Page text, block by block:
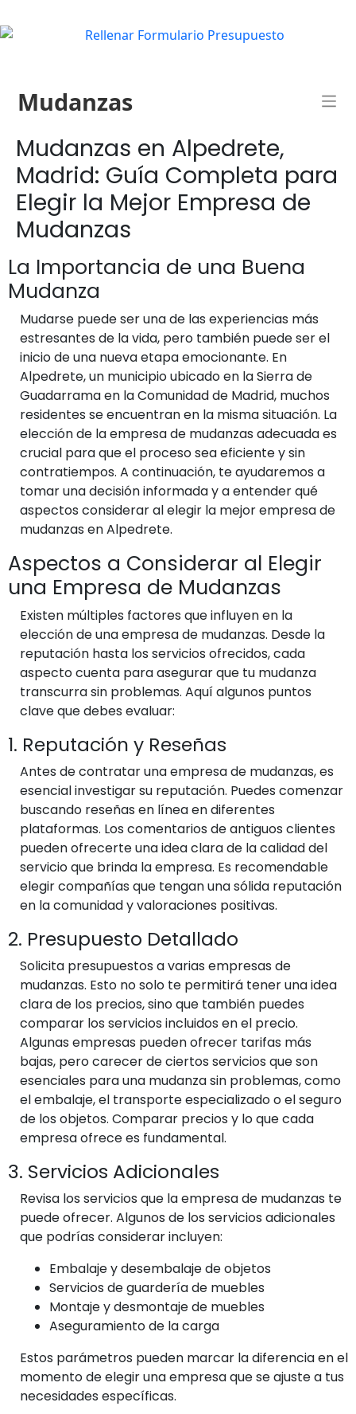
Mudanzas
Mudanzas en Alpedrete,
Madrid: Guía Completa para
Elegir la Mejor Empresa de
Mudanzas
La Importancia de una Buena
Mudanza
Mudarse puede ser una de las experiencias más
estresantes de la vida, pero también puede ser el
inicio de una nueva etapa emocionante. En
Alpedrete, un municipio ubicado en la Sierra de
Guadarrama en la Comunidad de Madrid, muchos
residentes se encuentran en la misma situación. La
elección de la empresa de mudanzas adecuada es
crucial para que el proceso sea eficiente y sin
contratiempos. A continuación, te ayudaremos a
tomar una decisión informada y a entender qué
aspectos considerar al elegir la mejor empresa de
mudanzas en Alpedrete.
Aspectos a Considerar al Elegir
una Empresa de Mudanzas
Existen múltiples factores que influyen en la
elección de una empresa de mudanzas. Desde la
reputación hasta los servicios ofrecidos, cada
aspecto cuenta para asegurar que tu mudanza
transcurra sin problemas. Aquí algunos puntos
clave que debes evaluar:
1. Reputación y Reseñas
Antes de contratar una empresa de mudanzas, es
esencial investigar su reputación. Puedes comenzar
buscando reseñas en línea en diferentes
plataformas. Los comentarios de antiguos clientes
pueden ofrecerte una idea clara de la calidad del
servicio que brinda la empresa. Es recomendable
elegir compañías que tengan una sólida reputación
en la comunidad y valoraciones positivas.
2. Presupuesto Detallado
Solicita presupuestos a varias empresas de
mudanzas. Esto no solo te permitirá tener una idea
clara de los precios, sino que también puedes
comparar los servicios incluidos en el precio.
Algunas empresas pueden ofrecer tarifas más
bajas, pero carecer de ciertos servicios que son
esenciales para una mudanza sin problemas, como
el embalaje, el transporte especializado o el seguro
de los objetos. Comparar precios y lo que cada
empresa ofrece es fundamental.
3. Servicios Adicionales
Revisa los servicios que la empresa de mudanzas te
puede ofrecer. Algunos de los servicios adicionales
que podrías considerar incluyen:
Embalaje y desembalaje de objetos
Servicios de guardería de muebles
Montaje y desmontaje de muebles
Aseguramiento de la carga
Estos parámetros pueden marcar la diferencia en el
momento de elegir una empresa que se ajuste a tus
necesidades específicas.